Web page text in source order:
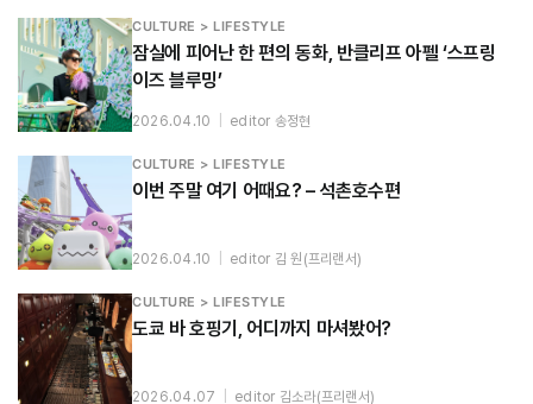
CULTURE > LIFESTYLE
잠실에 피어난 한 편의 동화, 반클리프 아펠 ‘스프링
이즈 블루밍’
2026.04.10 editor 송정현
CULTURE > LIFESTYLE
이번 주말 여기 어때요? – 석촌호수편
2026.04.10 editor 김 원(프리랜서)
CULTURE > LIFESTYLE
도쿄 바 호핑기, 어디까지 마셔봤어?
2026.04.07 editor 김소라(프리랜서)